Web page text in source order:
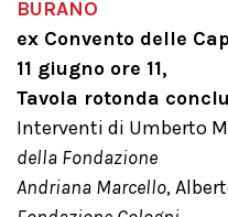
BURANO
ex Convento delle
11 giugno ore 11,
Tavola rotonda
Interventi di Umberto
della Fondazione
Andriana Marcello,